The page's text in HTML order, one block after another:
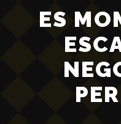
No aceptamos pagos por
ES